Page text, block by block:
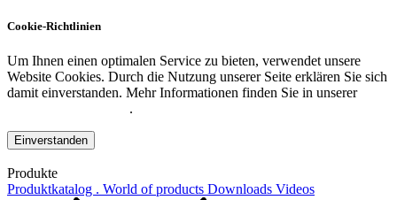
Cookie-Richtlinien
Um Ihnen einen optimalen Service zu bieten, verwendet unsere
Website Cookies. Durch die Nutzung unserer Seite erklären Sie sich
damit einverstanden. Mehr Informationen finden Sie in unserer
.
Einverstanden
Produkte
Produktkatalog . World of products Downloads Videos